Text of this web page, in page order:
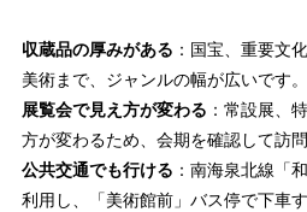
収蔵品の厚みがある ：国宝、重要文
美術まで、ジャンルの幅が広いです。
展覧会で見え方が変わる ：常設展、
方が変わるため、会期を確認して訪問
公共交通でも行ける ：南海泉北線「
利用し、「美術館前」バス停で下車す